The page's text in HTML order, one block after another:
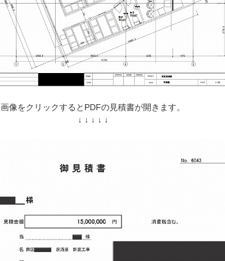
画像をクリックするとPDFの見積書が開きます。
↓ ↓ ↓ ↓ ↓